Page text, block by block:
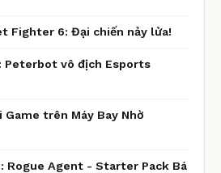
Fighter 6: Đại chiến nảy lửa!
Peterbot vô địch Esports
trên Máy Bay Nhờ
Rogue Agent - Starter Pack Bá